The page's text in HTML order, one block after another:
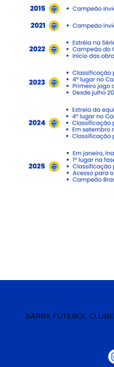
BARRA FUTEBOL CLUBE